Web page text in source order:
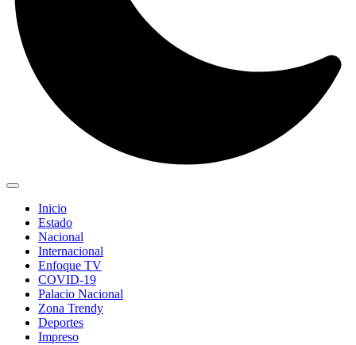
Inicio
Estado
Nacional
Internacional
Enfoque TV
COVID-19
Palacio Nacional
Zona Trendy
Deportes
Impreso